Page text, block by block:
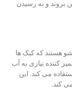
بروند و به رسیدن
هستند که کیک ها
کننده نیازی به آب
می کند. این
کند.